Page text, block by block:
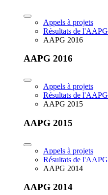
Appels à projets
Résultats de l'AAPG
AAPG 2016
AAPG 2016
Appels à projets
Résultats de l'AAPG
AAPG 2015
AAPG 2015
Appels à projets
Résultats de l'AAPG
AAPG 2014
AAPG 2014